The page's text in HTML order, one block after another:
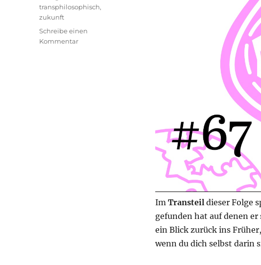
Im Transteil dieser Folge
gefunden hat auf denen
ein Blick zurück ins
wenn du dich selbst darin
transphilosophisch,
zukunft
Schreibe einen
Kommentarzu